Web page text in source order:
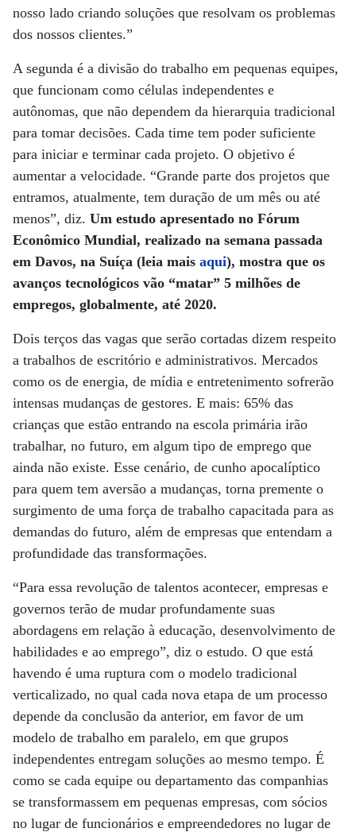
nosso lado criando soluções que resolvam os problemas
dos nossos clientes.”
A segunda é a divisão do trabalho em pequenas equipes,
que funcionam como células independentes e
autônomas, que não dependem da hierarquia tradicional
para tomar decisões. Cada time tem poder suficiente
para iniciar e terminar cada projeto. O objetivo é
aumentar a velocidade. “Grande parte dos projetos que
entramos, atualmente, tem duração de um mês ou até
menos”, diz. Um estudo apresentado no Fórum
Econômico Mundial, realizado na semana passada
em Davos, na Suíça (leia mais aqui), mostra que os
avanços tecnológicos vão “matar” 5 milhões de
empregos, globalmente, até 2020.
Dois terços das vagas que serão cortadas dizem respeito
a trabalhos de escritório e administrativos. Mercados
como os de energia, de mídia e entretenimento sofrerão
intensas mudanças de gestores. E mais: 65% das
crianças que estão entrando na escola primária irão
trabalhar, no futuro, em algum tipo de emprego que
ainda não existe. Esse cenário, de cunho apocalíptico
para quem tem aversão a mudanças, torna premente o
surgimento de uma força de trabalho capacitada para as
demandas do futuro, além de empresas que entendam a
profundidade das transformações.
“Para essa revolução de talentos acontecer, empresas e
governos terão de mudar profundamente suas
abordagens em relação à educação, desenvolvimento de
habilidades e ao emprego”, diz o estudo. O que está
havendo é uma ruptura com o modelo tradicional
verticalizado, no qual cada nova etapa de um processo
depende da conclusão da anterior, em favor de um
modelo de trabalho em paralelo, em que grupos
independentes entregam soluções ao mesmo tempo. É
como se cada equipe ou departamento das companhias
se transformassem em pequenas empresas, com sócios
no lugar de funcionários e empreendedores no lugar de